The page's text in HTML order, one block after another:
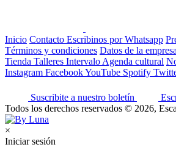
Inicio Contacto Escribinos por Whatsapp
Términos y condiciones Datos de la empresa
Tienda Talleres Intervalo Agenda cultural
Instagram FacebookYouTube Spotify
Suscribite a nuestro boletín
Todos los derechos reservados © 2026,
×
Iniciar sesión